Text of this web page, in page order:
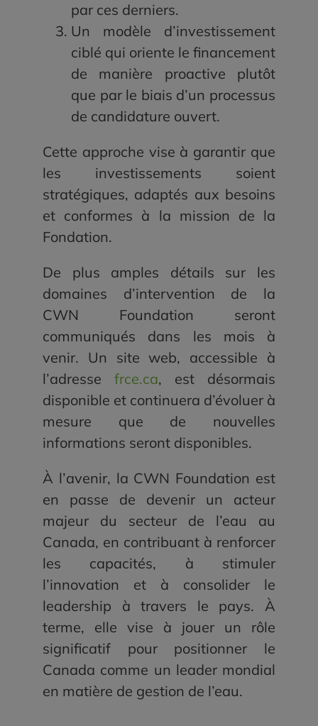
par ces derniers.
Un modèle d’investissement
ciblé qui oriente le financement
de manière proactive plutôt
que par le biais d’un processus
de candidature ouvert.
Cette approche vise à garantir que
les investissements soient
stratégiques, adaptés aux besoins
et conformes à la mission de la
Fondation.
De plus amples détails sur les
domaines d’intervention de la
CWN Foundation seront
communiqués dans les mois à
venir. Un site web, accessible à
l’adresse frce.ca, est désormais
disponible et continuera d’évoluer à
mesure que de nouvelles
informations seront disponibles.
À l’avenir, la CWN Foundation est
en passe de devenir un acteur
majeur du secteur de l’eau au
Canada, en contribuant à renforcer
les capacités, à stimuler
l’innovation et à consolider le
leadership à travers le pays. À
terme, elle vise à jouer un rôle
significatif pour positionner le
Canada comme un leader mondial
en matière de gestion de l’eau.